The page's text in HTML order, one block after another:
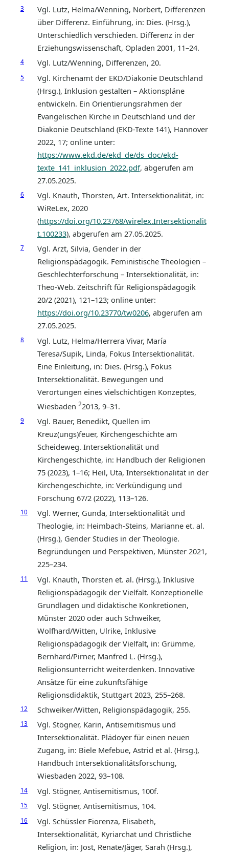
3
Vgl. Lutz, Helma/Wenning, Norbert, Differenzen
über Differenz. Einführung, in: Dies. (Hrsg.),
Unterschiedlich verschieden. Differenz in der
Erziehungswissenschaft, Opladen 2001, 11–24.
4 Vgl. Lutz/Wenning, Differenzen, 20.
5
Vgl. Kirchenamt der EKD/Diakonie Deutschland
(Hrsg.), Inklusion gestalten – Aktionspläne
entwickeln. Ein Orientierungsrahmen der
Evangelischen Kirche in Deutschland und der
Diakonie Deutschland (EKD-Texte 141), Hannover
2022, 17; online unter:
https://www.ekd.de/ekd_de/ds_doc/ekd-
texte_141_inklusion_2022.pdf, abgerufen am
27.05.2025.
6
Vgl. Knauth, Thorsten, Art. Intersektionalität, in:
WiReLex, 2020
(https://doi.org/10.23768/wirelex.Intersektionalit
t.100233), abgerufen am 27.05.2025.
7
Vgl. Arzt, Silvia, Gender in der
Religionspädagogik. Feministische Theologien –
Geschlechterforschung – Intersektionalität, in:
Theo-Web. Zeitschrift für Religionspädagogik
20/2 (2021), 121–123; online unter:
https://doi.org/10.23770/tw0206, abgerufen am
27.05.2025.
8
Vgl. Lutz, Helma/Herrera Vivar, María
Teresa/Supik, Linda, Fokus Intersektionalität.
Eine Einleitung, in: Dies. (Hrsg.), Fokus
Intersektionalität. Bewegungen und
Verortungen eines vielschichtigen Konzeptes,
Wiesbaden 22013, 9–31.
9
Vgl. Bauer, Benedikt, Quellen im
Kreuz(ungs)feuer, Kirchengeschichte am
Scheideweg. Intersektionalität und
Kirchengeschichte, in: Handbuch der Religionen
75 (2023), 1–16; Heil, Uta, Intersektionalität in der
Kirchengeschichte, in: Verkündigung und
Forschung 67/2 (2022), 113–126.
10
Vgl. Werner, Gunda, Intersektionalität und
Theologie, in: Heimbach-Steins, Marianne et. al.
(Hrsg.), Gender Studies in der Theologie.
Begründungen und Perspektiven, Münster 2021,
225–234.
11
Vgl. Knauth, Thorsten et. al. (Hrsg.), Inklusive
Religionspädagogik der Vielfalt. Konzeptionelle
Grundlagen und didaktische Konkretionen,
Münster 2020 oder auch Schweiker,
Wolfhard/Witten, Ulrike, Inklusive
Religionspädagogik der Vielfalt, in: Grümme,
Bernhard/Pirner, Manfred L. (Hrsg.),
Religionsunterricht weiterdenken. Innovative
Ansätze für eine zukunftsfähige
Religionsdidaktik, Stuttgart 2023, 255–268.
12 Schweiker/Witten, Religionspädagogik, 255.
13
Vgl. Stögner, Karin, Antisemitismus und
Intersektionalität. Plädoyer für einen neuen
Zugang, in: Biele Mefebue, Astrid et al. (Hrsg.),
Handbuch Intersektionalitätsforschung,
Wiesbaden 2022, 93–108.
14 Vgl. Stögner, Antisemitismus, 100f.
15 Vgl. Stögner, Antisemitismus, 104.
16
Vgl. Schüssler Fiorenza, Elisabeth,
Intersektionalität, Kyriarchat und Christliche
Religion, in: Jost, Renate/Jäger, Sarah (Hrsg.),